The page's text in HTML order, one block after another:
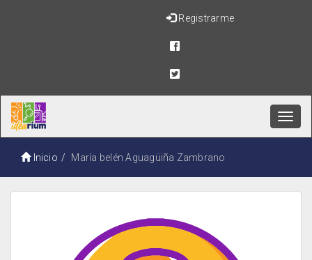
Registrarme
Inicio María belén Aguagüiña Zambrano